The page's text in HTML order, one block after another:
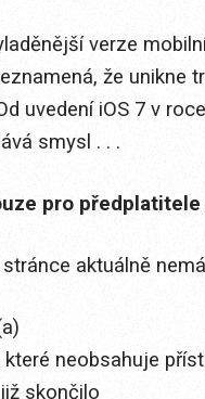
verze
že unikne
uvedení iOS 7 v
smysl . . .
pro
aktuálně
které neobsahuje
skončilo